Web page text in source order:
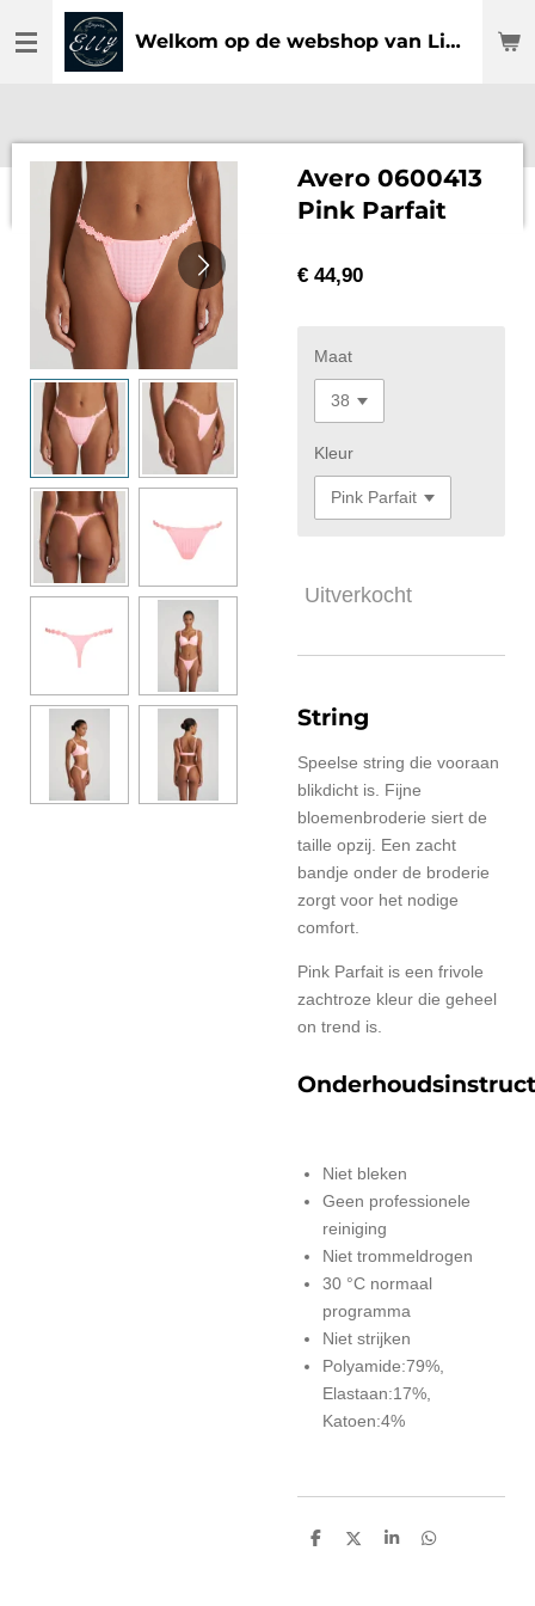
direct
Welkom op de webshop van Lingerie Elly
Avero 0600413
Pink Parfait
€ 44,90
Maat
Kleur
Uitverkocht
String
Speelse string die vooraan
blikdicht is. Fijne
bloemenbroderie siert de
taille opzij. Een zacht
bandje onder de broderie
zorgt voor het nodige
comfort.
Pink Parfait is een frivole
zachtroze kleur die geheel
on trend is.
Niet bleken
Geen professionele
reiniging
Niet trommeldrogen
30 °C normaal
programma
Niet strijken
Polyamide:79%,
Elastaan:17%,
Katoen:4%
D
D
S
D